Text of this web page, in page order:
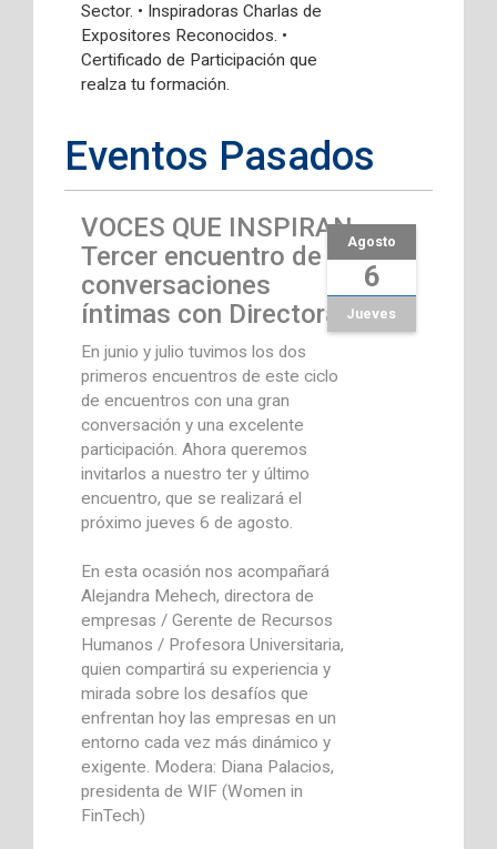
Sector. • Inspiradoras Charlas de
Expositores Reconocidos. •
Certificado de Participación que
realza tu formación.
Eventos Pasados
VOCES QUE INSPIRAN
Tercer encuentro de
conversaciones
íntimas con Directoras
En junio y julio tuvimos los dos
primeros encuentros de este ciclo
de encuentros con una gran
conversación y una excelente
participación. Ahora queremos
invitarlos a nuestro ter y último
encuentro, que se realizará el
próximo jueves 6 de agosto.
En esta ocasión nos acompañará
Alejandra Mehech, directora de
empresas / Gerente de Recursos
Humanos / Profesora Universitaria,
quien compartirá su experiencia y
mirada sobre los desafíos que
enfrentan hoy las empresas en un
entorno cada vez más dinámico y
exigente. Modera: Diana Palacios,
presidenta de WIF (Women in
FinTech)
Agosto
6
Jueves